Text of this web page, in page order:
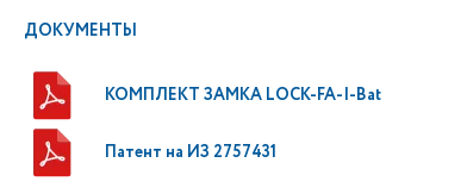
ДОКУМЕНТЫ
КОМПЛЕКТ ЗАМКА LOCK-FA-I-Bat
Патент на ИЗ 2757431